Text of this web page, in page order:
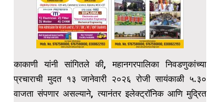
काकाणी यांनी सांगितले की, महानगरपालिका निवडणुकांच्या
प्रचाराची मुदत १३ जानेवारी २०२६ रोजी सायंकाळी ५.३०
वाजता संपणार असल्याने, त्यानंतर इलेक्ट्रॉनिक आणि मुद्रित